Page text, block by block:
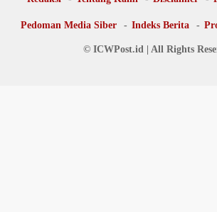
Pedoman Media Siber Indeks Berita
© ICWPost.id | All Rights